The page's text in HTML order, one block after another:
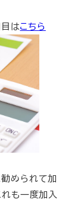
はこちら
められて加
れも一度加入